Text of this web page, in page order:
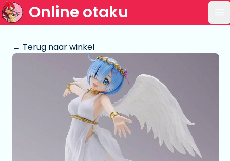
Online otaku
← Terug naar winkel